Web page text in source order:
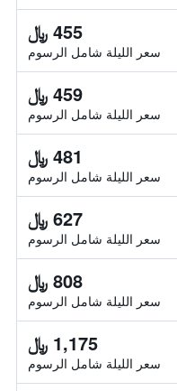
455 ﷼
سعر الليلة شامل الرسوم
459 ﷼
سعر الليلة شامل الرسوم
481 ﷼
سعر الليلة شامل الرسوم
627 ﷼
سعر الليلة شامل الرسوم
808 ﷼
سعر الليلة شامل الرسوم
1,175 ﷼
سعر الليلة شامل الرسوم